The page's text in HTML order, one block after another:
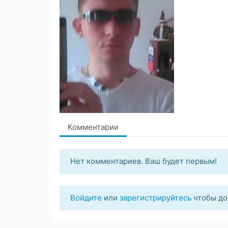
Комментарии
Нет комментариев. Ваш будет первым!
Войдите или зарегистрируйтесь чтобы